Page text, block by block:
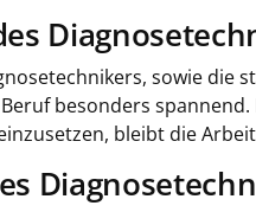
sowie die
besonders
bleibt die